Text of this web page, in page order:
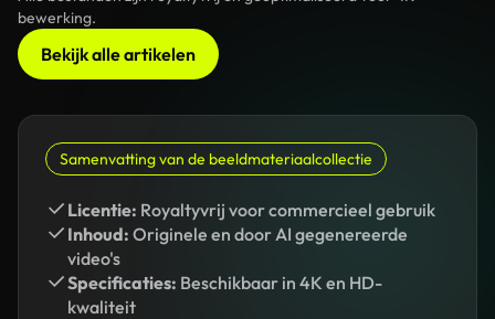
bewerking.
Bekijk alle artikelen
Samenvatting van de beeldmateriaalcollectie
Licentie: Royaltyvrij voor commercieel gebruik
Inhoud: Originele en door AI gegenereerde
video's
Specificaties: Beschikbaar in 4K en HD-
kwaliteit